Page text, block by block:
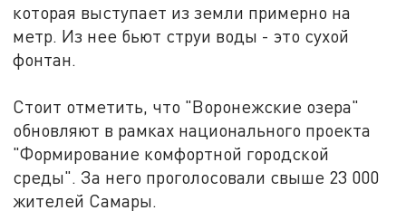
которая выступает из земли примерно на
метр. Из нее бьют струи воды - это сухой
фонтан.
Стоит отметить, что "Воронежские озера"
обновляют в рамках национального проекта
"Формирование комфортной городской
среды". За него проголосовали свыше 23 000
жителей Самары.